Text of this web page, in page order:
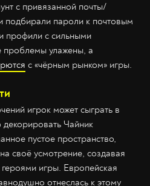
с привязанной почты/
подбирали пароли к почтовым
профили с сильными
проблемы улажены, а
с «чёрным рынком» игры.
игрок может сыграть в
Чайник
пустое пространство,
своё усмотрение, создавая
игры. Европейская
отнеслась к этому